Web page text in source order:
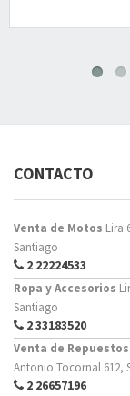
CONTACTO
Venta de Motos Lira
Santiago
2 22224533
Ropa y Accesorios
Santiago
2 33183520
Venta de Repuestos
Antonio Tocornal 612,
2 26657196